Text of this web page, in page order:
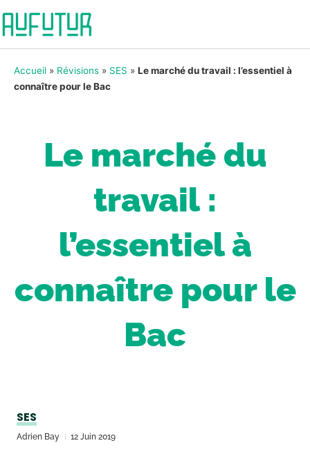
Accueil » Révisions » SES » Le marché du travail : l’essentiel à
connaître pour le Bac
Le marché du
travail :
l’essentiel à
connaître pour le
Bac
SES
Adrien Bay 12 Juin 2019